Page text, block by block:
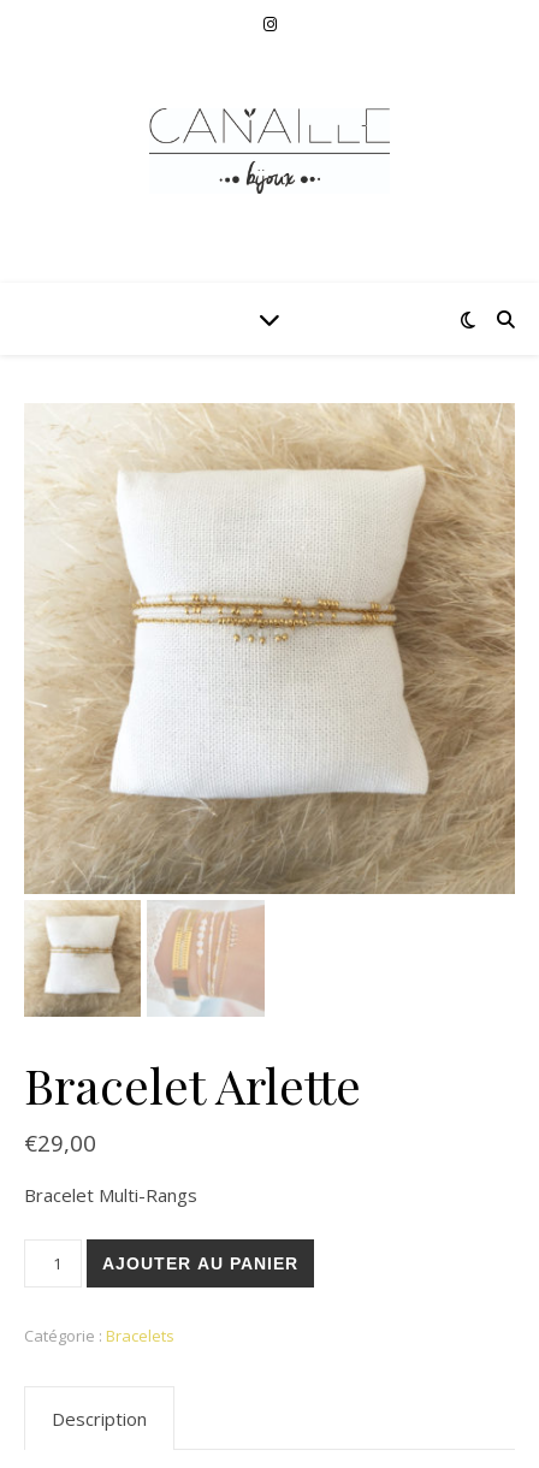
Bracelet Arlette
€29,00
Bracelet Multi-Rangs
quantité de Bracelet Arlette
AJOUTER AU PANIER
Catégorie : Bracelets
Description